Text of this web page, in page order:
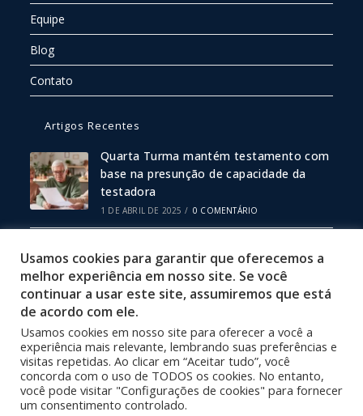
Equipe
Blog
Contato
Artigos Recentes
Quarta Turma mantém testamento com
base na presunção de capacidade da
testadora
1 DE ABRIL DE 2025 / 0 COMENTÁRIO
Escritura Pública ou Particular: Qual
Escolher?
19 DE FEVEREIRO DE 2025 / 0 COMENTÁRIO
Política de Privacidade
Termos de Uso
Site Desenvolvido por 3001 Design
Usamos cookies para garantir que oferecemos a
melhor experiência em nosso site. Se você
continuar a usar este site, assumiremos que está
de acordo com ele.
Usamos cookies em nosso site para oferecer a você a
experiência mais relevante, lembrando suas preferências e
visitas repetidas. Ao clicar em “Aceitar tudo”, você
concorda com o uso de TODOS os cookies. No entanto,
você pode visitar "Configurações de cookies" para fornecer
um consentimento controlado.